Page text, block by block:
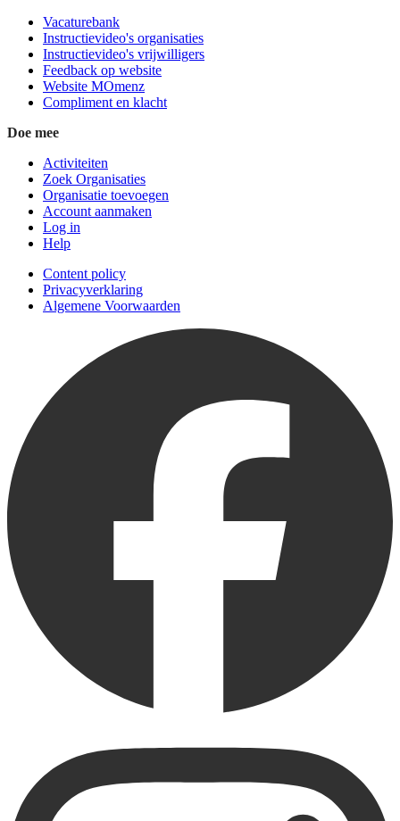
Vacaturebank
Instructievideo's organisaties
Instructievideo's vrijwilligers
Feedback op website
Website MOmenz
Compliment en klacht
Doe mee
Activiteiten
Zoek Organisaties
Organisatie toevoegen
Account aanmaken
Log in
Help
Content policy
Privacyverklaring
Algemene Voorwaarden